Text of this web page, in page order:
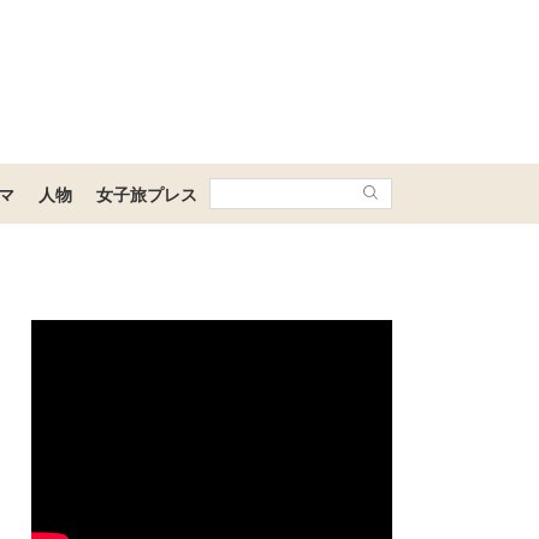
人物 女子旅プレス